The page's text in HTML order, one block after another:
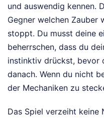
und auswendig kennen.
Gegner welchen Zauber
stoppt. Du musst deine
beherrschen, dass du
instinktiv drückst, bevor
danach. Wenn du nicht
der Mechaniken zu
Das Spiel verzeiht keine